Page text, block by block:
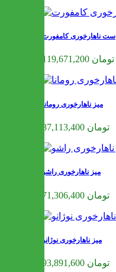
ست ناهارخوری کامفورت
119,671,200 تومان
میز ناهارخوری رومانا
87,113,400 تومان
میز ناهارخوری راشو
71,306,400 تومان
میز ناهارخوری نوژانو
93,891,600 تومان